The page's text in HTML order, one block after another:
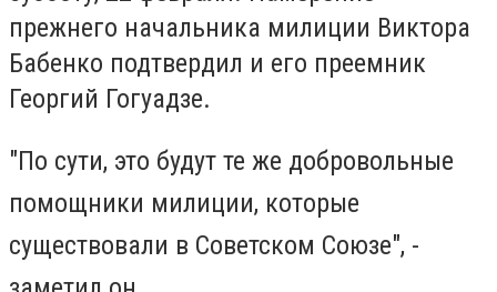
прежнего начальника милиции Виктора
Бабенко подтвердил и его преемник
Георгий Гогуадзе.
"По сути, это будут те же добровольные
помощники милиции, которые
существовали в Советском Союзе", -